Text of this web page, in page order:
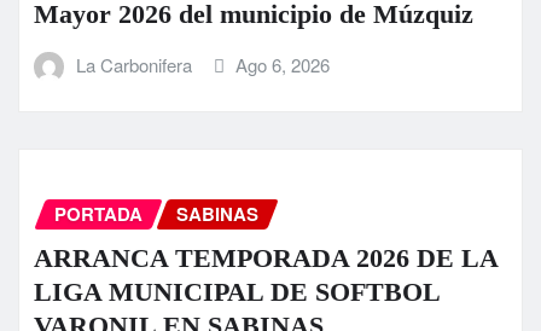
Mayor 2026 del municipio de Múzquiz
La Carbonifera Ago 6, 2026
PORTADA SABINAS
ARRANCA TEMPORADA 2026 DE LA
LIGA MUNICIPAL DE SOFTBOL